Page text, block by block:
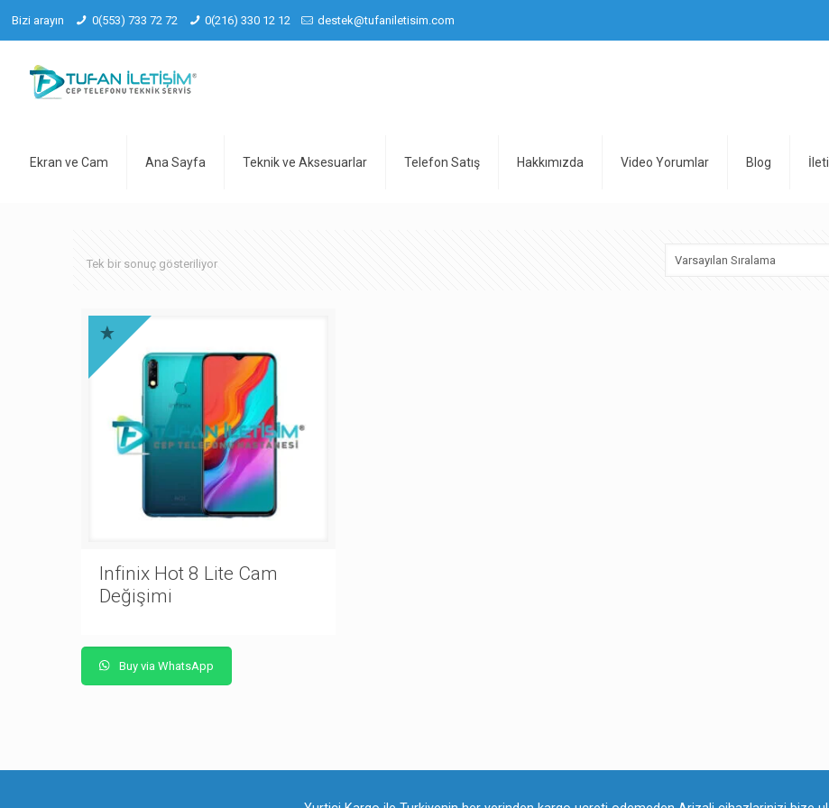
Bizi arayın 0(553) 733 72 72 0(216) 330 12 12 destek@tufaniletisim.com
Ekran ve Cam Ana Sayfa Teknik ve Aksesuarlar Telefon Satış Hakkımızda Video Yorumlar Blog
Tek bir sonuç gösteriliyor
Infinix Hot 8 Lite Cam
Değişimi
Buy via WhatsApp